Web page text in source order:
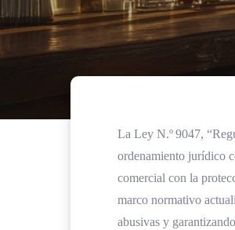
La Ley N.º 9047,
ordenamiento jurídico
comercial con la
marco normativo
abusivas y